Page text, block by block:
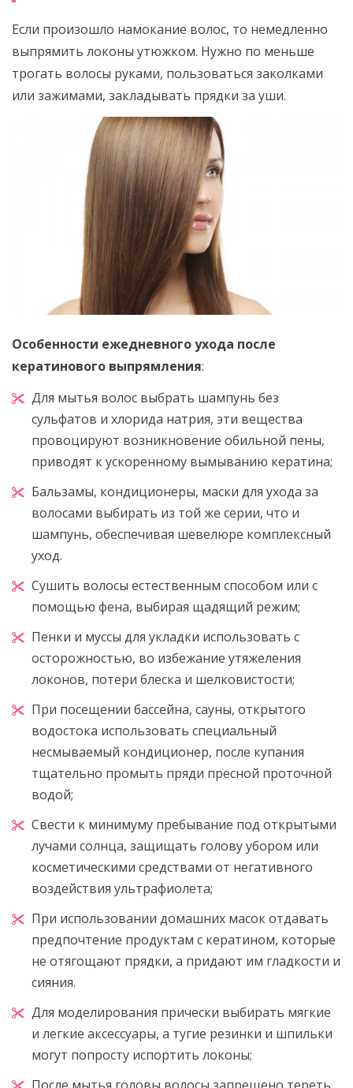
Если произошло намокание волос, то немедленно
выпрямить локоны утюжком. Нужно по меньше
трогать волосы руками, пользоваться заколками
или зажимами, закладывать прядки за уши.
Особенности ежедневного ухода после
кератинового выпрямления:
Для мытья волос выбрать шампунь без
сульфатов и хлорида натрия, эти вещества
провоцируют возникновение обильной пены,
приводят к ускоренному вымыванию кератина;
Бальзамы, кондиционеры, маски для ухода за
волосами выбирать из той же серии, что и
шампунь, обеспечивая шевелюре комплексный
уход.
Сушить волосы естественным способом или с
помощью фена, выбирая щадящий режим;
Пенки и муссы для укладки использовать с
осторожностью, во избежание утяжеления
локонов, потери блеска и шелковистости;
При посещении бассейна, сауны, открытого
водостока использовать специальный
несмываемый кондиционер, после купания
тщательно промыть пряди пресной проточной
водой;
Свести к минимуму пребывание под открытыми
лучами солнца, защищать голову убором или
косметическими средствами от негативного
воздействия ультрафиолета;
При использовании домашних масок отдавать
предпочтение продуктам с кератином, которые
не отягощают прядки, а придают им гладкости и
сияния.
Для моделирования прически выбирать мягкие
и легкие аксессуары, а тугие резинки и шпильки
могут попросту испортить локоны;